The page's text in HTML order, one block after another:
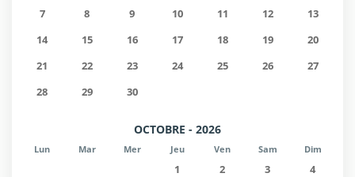
7
8 9 10 11 12
13
14
15 16 17 18 19
20
21
22 23 24 25 26
27
28
29 30
OCTOBRE - 2026
Lun Mar Mer Jeu Ven Sam Dim
1 2 3
4